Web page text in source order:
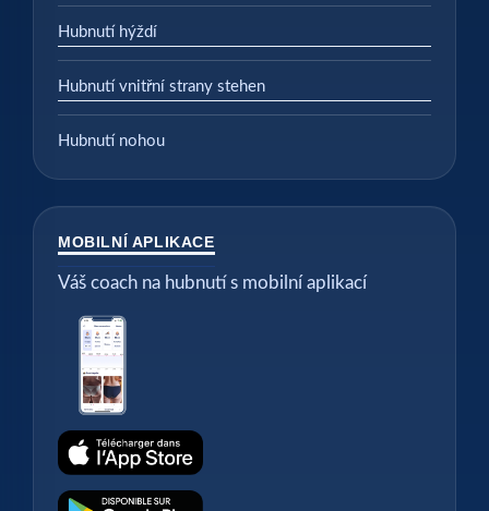
Hubnutí hýždí
Hubnutí vnitřní strany stehen
Hubnutí nohou
MOBILNÍ APLIKACE
Váš coach na hubnutí s mobilní aplikací